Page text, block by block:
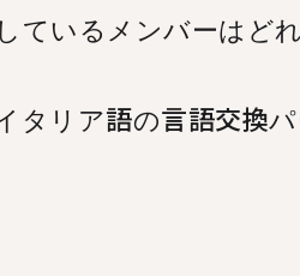
ているメンバーはど
ーが1,369人います。
タリア語の言語交換
でもイタリア